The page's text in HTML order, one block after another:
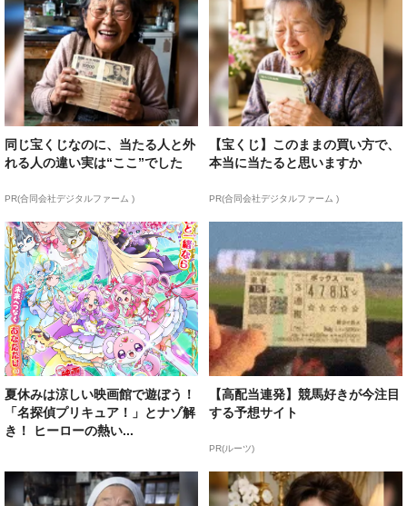
同じ宝くじなのに、当たる人と外
れる人の違い実は“ここ”でした
PR(合同会社デジタルファーム )
【宝くじ】このままの買い方で、
本当に当たると思いますか
PR(合同会社デジタルファーム )
夏休みは涼しい映画館で遊ぼう！
「名探偵プリキュア！」とナゾ解
き！ ヒーローの熱い...
【高配当連発】競馬好きが今注目
する予想サイト
PR(ルーツ)